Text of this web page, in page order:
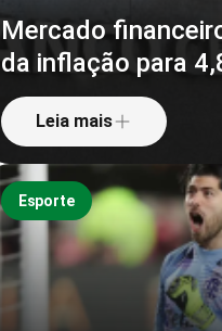
Mercado
da inflação para
Leia mais
Esporte